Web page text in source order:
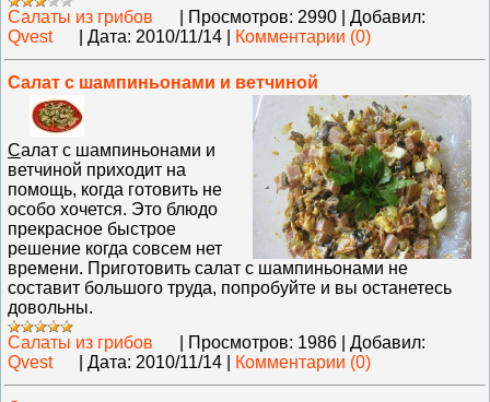
Салаты из грибов
Просмотров: 2990
Добавил:
Qvest
Дата: 2010/11/14 Комментарии (0)
Салат с шампиньонами и ветчиной
Салат с шампиньонами и
ветчиной приходит на
помощь, когда готовить не
особо хочется. Это блюдо
прекрасное быстрое
решение когда совсем нет
времени. Приготовить салат с шампиньонами не
составит большого труда, попробуйте и вы останетесь
довольны.
Салаты из грибов
Просмотров: 1986
Добавил:
Qvest
Дата: 2010/11/14 Комментарии (0)